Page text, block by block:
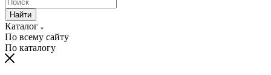
Найти
Каталог
По всему сайту
По каталогу